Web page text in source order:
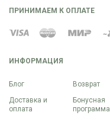
ИНФОРМАЦИЯ
Блог
Доставка и
оплата
Возврат
Бонусная
программа
ПРИНИМАЕМ К ОПЛАТЕ